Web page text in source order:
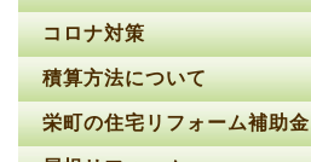
コロナ対策
積算方法について
栄町の住宅リフォーム補助金